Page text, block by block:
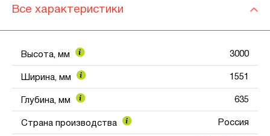
Все характеристики
Высота, мм 3000
Ширина, мм 1551
Глубина, мм 635
Страна производства Россия